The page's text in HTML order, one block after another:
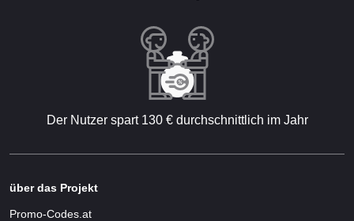
Der Nutzer spart 130 € durchschnittlich im Jahr
über das Projekt
Promo-Codes.at